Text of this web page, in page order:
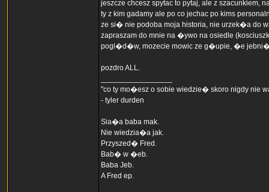
jeszcze chcesz spytac to pytaj, ale z szacunkiem,
ty z kim gadamy ale po co jechac po kims
ze si� nie podoba moja historia, nie urzek�a do
zapraszam do mnie na �ywo na osiedle
pogl�d�w, mozecie mowic ze g�upie, �e
pozdro ALL.
"co ty mo�esz o sobie wiedzie� skoro nigdy nie
- tyler durden
Sia�a baba mak.
Nie wiedzia�a jak.
Przyszed� Fred.
Bab� w �eb.
Baba Jeb.
A Fred ep.